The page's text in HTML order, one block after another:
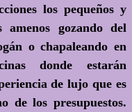
los pequeños y
amenos gozando del
o chapaleando en
donde estarán
de lujo que es
de los presupuestos.